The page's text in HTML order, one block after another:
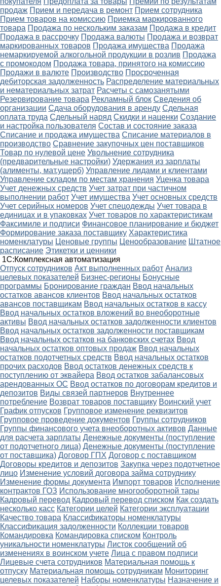
продаж Прием и передача в ремонт Прием сотрудника
Прием товаров на комиссию Приемка маркированного
товара Продажа по нескольким заказам Продажа в кредит
Продажа в рассрочку Продажа валюты Продажа и возврат
маркированных товаров Продажа имущества Продажа
немаркируемой алкогольной продукции в розлив Продажа
с промокодом Продажа товара, принятого на комиссию
Продажи в валюте Производство Просроченная
дебиторская задолженность Распределение материальных
и нематериальных затрат Расчеты с самозанятыми
Резервирование товара Рекламный блок Сведения об
организации Сдача оборудования в аренду Сдельная
оплата труда Сдельный наряд Скидки и наценки Создание
и настройка пользователя Состав и состояние заказа
Списание и продажа имущества Списание материалов в
производство Сравнение закупочных цен поставщиков
Товар по нулевой цене Увольнение сотрудника
(предварительные настройки) Удержания из зарплаты
(алименты, мат.ущерб) Управление лидами и клиентами
Управление складом по местам хранения Уценка товара
Учет денежных средств Учет затрат при частичном
выполнении работ Учет имущества Учет основных средств
Учет серийных номеров Учет спецодежды Учет товара в
единицах и в упаковках Учет товаров по характеристикам
Факсимиле и подписи Финансовое планирование и бюджет
Формирование заказа поставщику Характеристика
номенклатуры Ценовые группы Ценообразование Штатное
расписание Этикетки и ценники
1С:Комплексная автоматизация
Oтпуск сотрудников Акт выполненных работ Анализ
целевых показателей Бизнес-регионы Бонусные
программы Бронирование граждан Ввод начальных
остатков авансов клиентов Ввод начальных остатков
авансов поставщикам Ввод начальных остатков в кассу
Ввод начальных остатков вложений во внеоборотные
активы Ввод начальных остатков задолженности клиентов
Ввод начальных остатков задолженности поставщикам
Ввод начальных остатков на банковских счетах Ввод
начальных остатков оптовых продаж Ввод начальных
остатков подотчетных средств Ввод начальных остатков
прочих расходов Ввод остатков денежных средств к
поступлению от эквайера Ввод остатков забалансовых
арендованных ОС Ввод остатков по договорам кредитов и
депозитов Виды связей партнеров Внутреннее
потребление Возврат товаров поставщику Воинский учет
График отпусков Групповое изменение реквизитов
Групповое проведение документов Группы сотрудников
Группы финансового учета внеоборотных активов Данные
для расчета зарплаты Денежные документы (поступление
от подотчетного лица) Денежные документы (поступление
от поставщика) Договор ГПХ Договор с поставщиком
Договоры кредитов и депозитов Закупка через подотчетное
лицо Изменение условий договора займа сотруднику
Изменение формы документа Импорт товаров Исполнение
контрактов ГОЗ Использование многооборотной тары
Кадровый перевод Кадровый перевод списком Как создать
несколько касс Категории целей Категории эксплуатации
Качество товара Классификаторы номенклатуры
Классификация задолженности Коллекции товаров
Командировка Командировка списком Контроль
уникальности номенклатуры Листок сообщений об
изменениях в воинском учете Лица с правом подписи
Лицевые счета сотрудников Материальная помощь к
отпуску Материальная помощь сотрудникам Мониторинг
целевых показателей Наборы номенклатуры Назначение и